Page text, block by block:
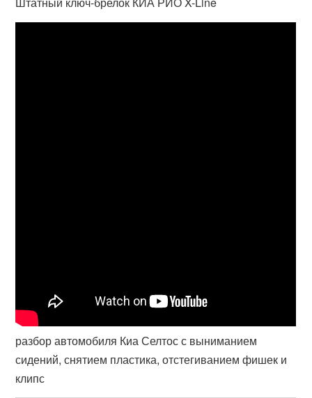
разбор автомобиля Киа Селтос с выниманием
сидений, снятием пластика, отстегиванием фишек и
клипс